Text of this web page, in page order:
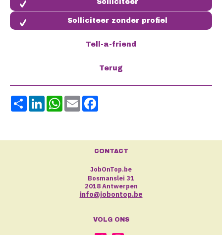
Solliciteer zonder profiel
Share LinkedInWhatsApp
Email
CONTACT
JobOnTop.be
Bosmanslei 31
2018 Antwerpen
info@jobontop.be
VOLG ONS